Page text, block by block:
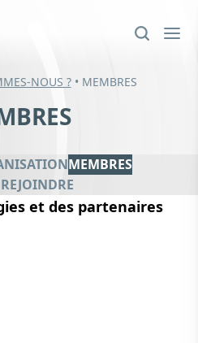
NOUS ?• MEMBRES
MEMBRES
et des partenaires